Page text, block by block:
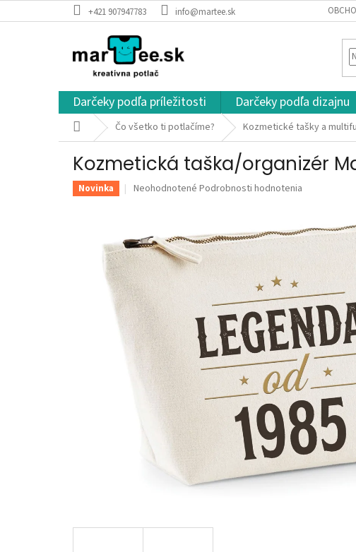
na
+421 907947783 info@martee.sk
Darčeky podľa príležitosti Darčeky podľa dizajnu
Domov Čo všetko ti potlačíme? Kozmetické tašky a
Kozmetická taška/organizér
Novinka
Priemerné
0,0
z
5
hviezdičiek.
Neohodnotené Podrobnosti hodnotenia